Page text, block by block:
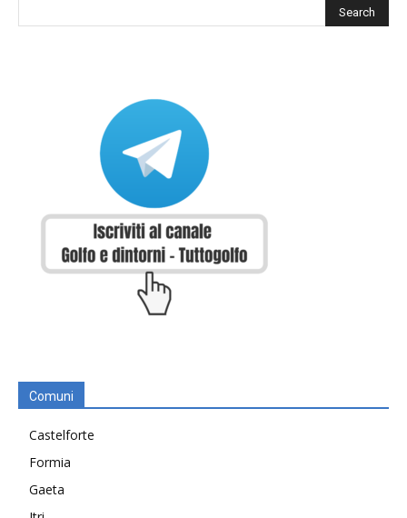
Comuni
Castelforte
Formia
Gaeta